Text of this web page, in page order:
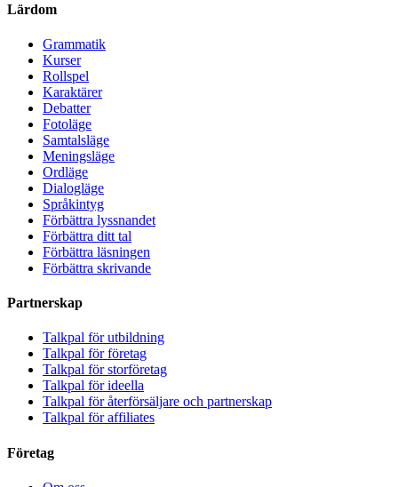
Lärdom
Grammatik
Kurser
Rollspel
Karaktärer
Debatter
Fotoläge
Samtalsläge
Meningsläge
Ordläge
Dialogläge
Språkintyg
Förbättra lyssnandet
Förbättra ditt tal
Förbättra läsningen
Förbättra skrivande
Partnerskap
Talkpal för utbildning
Talkpal för företag
Talkpal för storföretag
Talkpal för ideella
Talkpal för återförsäljare och partnerskap
Talkpal för affiliates
Företag